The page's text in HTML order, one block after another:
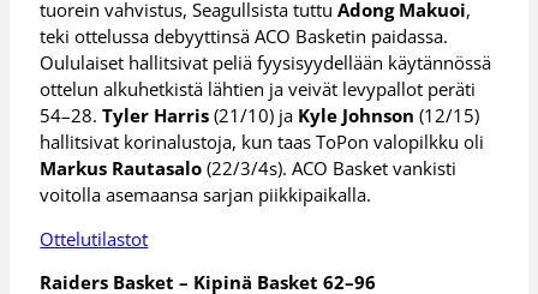
tuorein vahvistus, Seagullsista tuttuAdong Makuoi,
teki ottelussa debyyttinsä ACO Basketin paidassa.
Oululaiset hallitsivat peliä fyysisyydellään käytännössä
ottelun alkuhetkistä lähtien ja veivät levypallot peräti
54–28.Tyler Harris (21/10) ja Kyle Johnson (12/15)
hallitsivat korinalustoja, kun taas ToPon valopilkku oli
Markus Rautasalo (22/3/4s). ACO Basket vankisti
voitolla asemaansa sarjan piikkipaikalla.
Ottelutilastot
Raiders Basket – Kipinä Basket 62–96